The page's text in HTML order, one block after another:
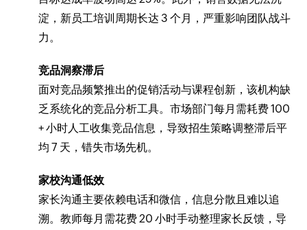
淀，新员工培训周期长达 3 个月，严重影响团队战斗
力。
竞品洞察滞后
面对竞品频繁推出的促销活动与课程创新，该机构缺
乏系统化的竞品分析工具。市场部门每月需耗费 100
+ 小时人工收集竞品信息，导致招生策略调整滞后平
均 7 天，错失市场先机。
家校沟通低效
家长沟通主要依赖电话和微信，信息分散且难以追
溯。教师每月需花费 20 小时手动整理家长反馈，导